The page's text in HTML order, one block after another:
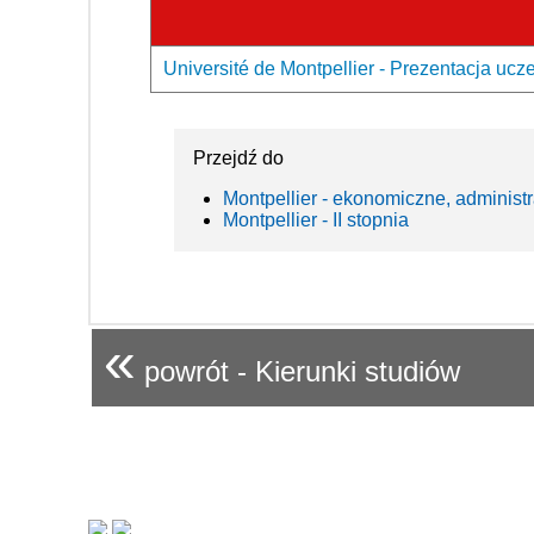
Université de Montpellier - Prezentacja
Przejdź do
Montpellier - ekonomiczne,
Montpellier - II stopnia
« powrót - Kierunki studiów